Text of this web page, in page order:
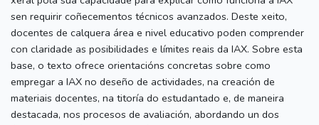
sen requirir coñecementos técnicos avanzados. Deste xeito,
docentes de calquera área e nivel educativo poden comprender
con claridade as posibilidades e límites reais da IAX. Sobre esta
base, o texto ofrece orientacións concretas sobre como
empregar a IAX no deseño de actividades, na creación de
materiais docentes, na titoría do estudantado e, de maneira
destacada, nos procesos de avaliación, abordando un dos